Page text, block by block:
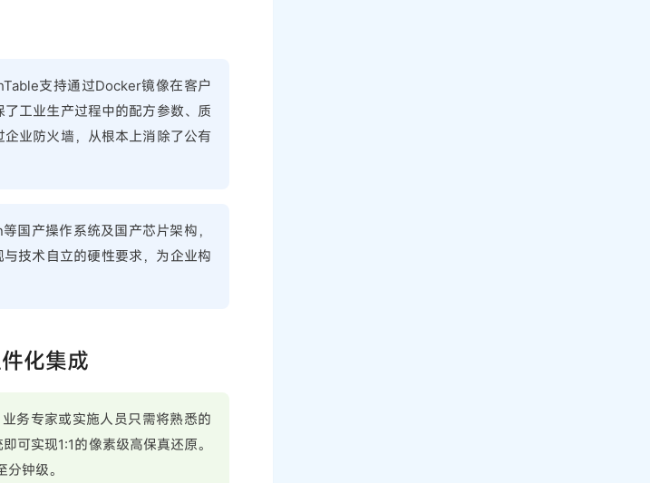
支持通过Docker镜像在客户
工业生产过程中的配方参数、质
业防火墙，从根本上消除了公有
国产操作系统及国产芯片架构，
技术自立的硬性要求，为企业构
化集成
务专家或实施人员只需将熟悉的
可实现1:1的像素级高保真还原。
钟级。